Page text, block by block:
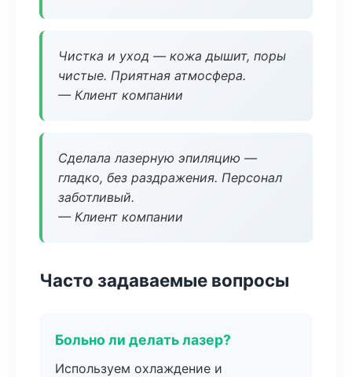
Чистка и уход — кожа дышит, поры
чистые. Приятная атмосфера.
— Клиент компании
Сделала лазерную эпиляцию —
гладко, без раздражения. Персонал
заботливый.
— Клиент компании
Часто задаваемые вопросы
Больно ли делать лазер?
Используем охлаждение и